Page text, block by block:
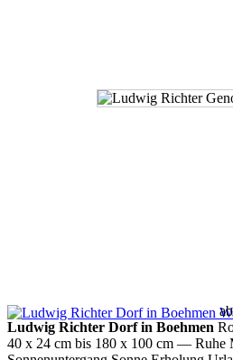
Ludwig Richter Dorf in Boehmen
40 x 24 cm bis 180 x 100 cm — Ruhe